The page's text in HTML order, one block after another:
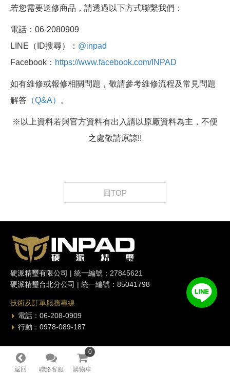
返回 聯絡客服
0
購物車
若您需要送修商品，請透過以下方式聯繫我們：
電話：06-2080909
LINE（ID搜尋）： @inpad
Facebook： https://www.facebook.com/INPAD
如有維修或報修相關問題，敬請參考維修流程及常見問題
解答 （Q&A） 。
※以上資料若與官方資料有出入請以原廠資料為主，不便
之處敬請原諒!!
回TOP
硬派精璽有限公司 | 統一編號：27845621
硬派精璽台北分公司 | 統一編號：85041798
技術及訂單服務專線
電話：06-208-0909
行動：0978-089-187
電話：02-2564-1289
地址：台北市中山區松江路26巷2號1F